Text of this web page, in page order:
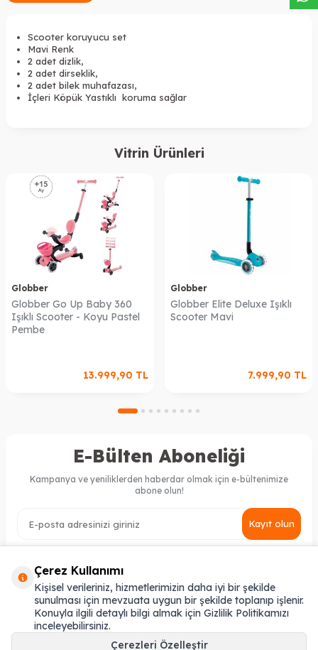
Scooter koruyucu set
Mavi Renk
2 adet dizlik,
2 adet dirseklik,
2 adet bilek muhafazası,
İçleri Köpük Yastıklı koruma sağlar
Vitrin Ürünleri
Globber
Globber Go Up Baby 360
Işıklı Scooter - Koyu Pastel
Pembe
13.999,90 TL
Globber
Globber Elite Deluxe Işıklı
Scooter Mavi
7.999,90 TL
E-Bülten Aboneliği
Kampanya ve yeniliklerden haberdar olmak için e-bültenimize
abone olun!
Kayıt olun
MÜŞTERI HIZMETLERI
ONLINE SIPARIŞ
Çerez Kullanımı
Kişisel verileriniz, hizmetlerimizin daha iyi bir şekilde
sunulması için mevzuata uygun bir şekilde toplanıp işlenir.
Konuyla ilgili detaylı bilgi almak için Gizlilik Politikamızı
inceleyebilirsiniz.
Çerezleri Özelleştir